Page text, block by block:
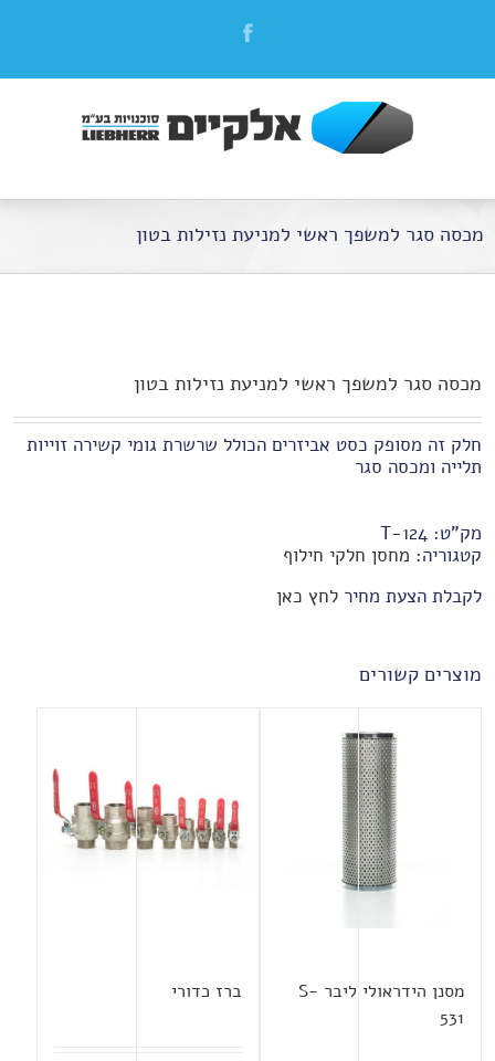
מכסה סגר למשפך ראשי למניעת נזילות בטון
מכסה סגר למשפך ראשי למניעת נזילות בטון
חלק זה מסופק כסט אביזרים הכולל שרשרת גומי קשירה זוייות
תלייה ומכסה סגר
מק"ט: T-124
קטגוריה: מחסן חלקי חילוף
לקבלת הצעת מחיר לחץ כאן
מוצרים קשורים
מסנן הידראולי ליבר S-
531
ברז כדורי